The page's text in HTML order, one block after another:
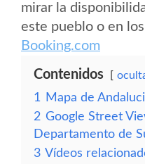
mirar la
este pueblo o en
Booking.com
Contenidos
1
Mapa de
2 Google Street
Departamento de
3 Vídeos